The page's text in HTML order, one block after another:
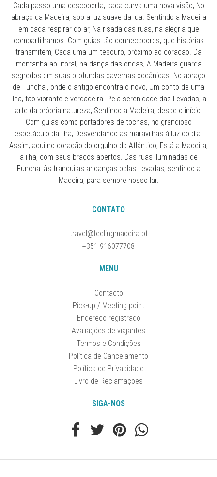
Cada passo uma descoberta, cada curva uma nova visão, No
abraço da Madeira, sob a luz suave da lua. Sentindo a Madeira
em cada respirar do ar, Na risada das ruas, na alegria que
compartilhamos. Com guias tão conhecedores, que histórias
transmitem, Cada uma um tesouro, próximo ao coração. Da
montanha ao litoral, na dança das ondas, A Madeira guarda
segredos em suas profundas cavernas oceânicas. No abraço
de Funchal, onde o antigo encontra o novo, Um conto de uma
ilha, tão vibrante e verdadeira. Pela serenidade das Levadas, a
arte da própria natureza, Sentindo a Madeira, desde o início.
Com guias como portadores de tochas, no grandioso
espetáculo da ilha, Desvendando as maravilhas à luz do dia.
Assim, aqui no coração do orgulho do Atlântico, Está a Madeira,
a ilha, com seus braços abertos. Das ruas iluminadas de
Funchal às tranquilas andanças pelas Levadas, sentindo a
Madeira, para sempre nosso lar.
CONTATO
travel@feelingmadeira.pt
+351 916077708
MENU
Contacto
Pick-up / Meeting point
Endereço registrado
Avaliações de viajantes
Termos e Condições
Política de Cancelamento
Política de Privacidade
Livro de Reclamações
SIGA-NOS